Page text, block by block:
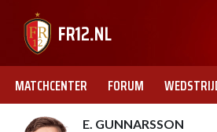
MATCHCENTER FORUM
E. GUNNARSSON